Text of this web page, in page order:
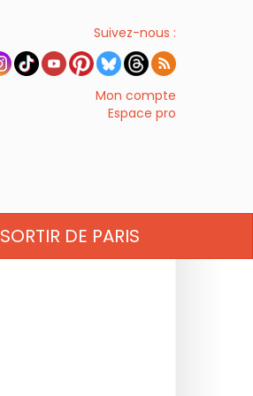
Suivez-nous :
Mon compte
Espace pro
SORTIR DE PARIS